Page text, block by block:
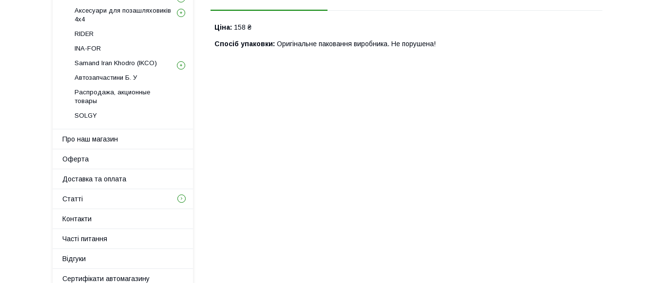
Ціна: 158 ₴
Спосіб упаковки: Оригінальне паковання виробника. Не порушена!
Аксесуари для позашляховиків
4х4
RIDER
INA-FOR
Samand Iran Khodro (IKCO)
Автозапчастини Б. У
Распродажа, акционные
товары
SOLGY
Про наш магазин
Оферта
Доставка та оплата
Статті
Контакти
Часті питання
Відгуки
Сертифікати автомагазину